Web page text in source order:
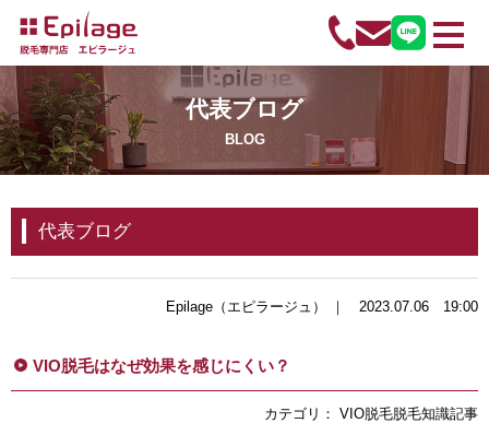
代表ブログ
BLOG
代表ブログ
Epilage（エピラージュ） ｜ 2023.07.06 19:00
VIO脱毛はなぜ効果を感じにくい？
カテゴリ： VIO脱毛脱毛知識記事